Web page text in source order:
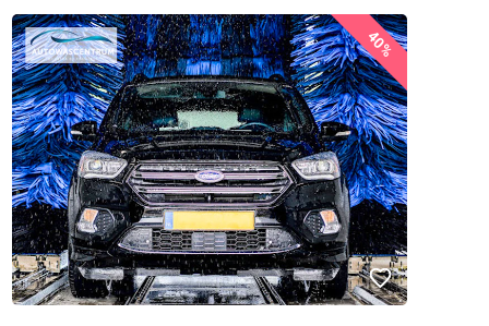
40%